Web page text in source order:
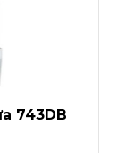
743DB